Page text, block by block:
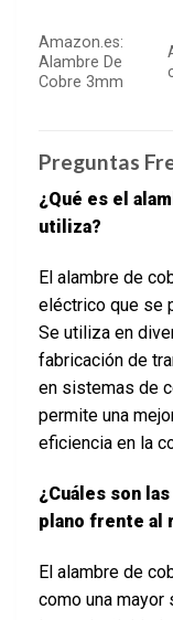
Amazon.es:
Alambre De
Cobre 3mm
Preguntas
¿Qué es el
utiliza?
El alambre de
eléctrico que se
Se utiliza en
fabricación de
en sistemas de
permite una
eficiencia en la
¿Cuáles son
plano frente al
El alambre de
como una mayor